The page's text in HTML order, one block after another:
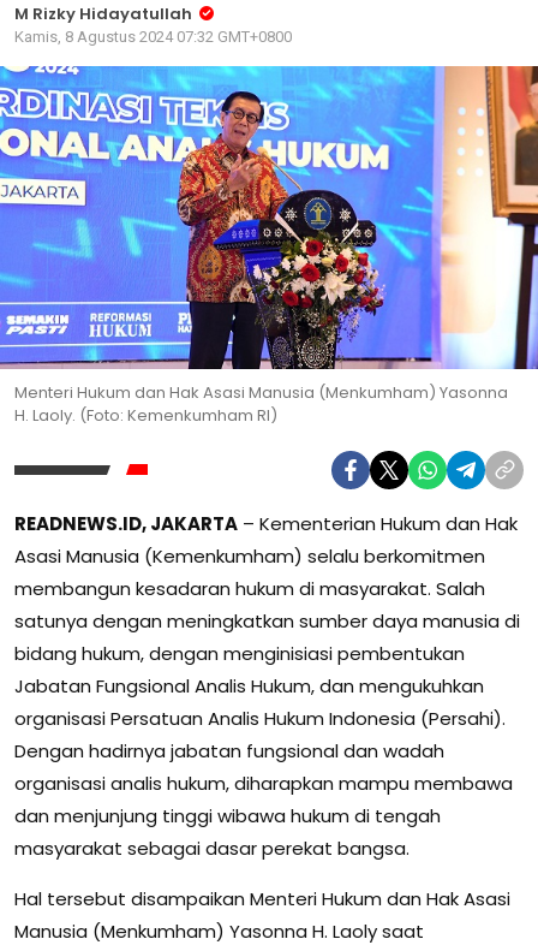
M Rizky Hidayatullah
Kamis, 8 Agustus 2024 07:32 GMT+0800
Menteri Hukum dan Hak Asasi Manusia (Menkumham) Yasonna
H. Laoly. (Foto: Kemenkumham RI)
READNEWS.ID, JAKARTA – Kementerian Hukum dan Hak
Asasi Manusia (Kemenkumham) selalu berkomitmen
membangun kesadaran hukum di masyarakat. Salah
satunya dengan meningkatkan sumber daya manusia di
bidang hukum, dengan menginisiasi pembentukan
Jabatan Fungsional Analis Hukum, dan mengukuhkan
organisasi Persatuan Analis Hukum Indonesia (Persahi).
Dengan hadirnya jabatan fungsional dan wadah
organisasi analis hukum, diharapkan mampu membawa
dan menjunjung tinggi wibawa hukum di tengah
masyarakat sebagai dasar perekat bangsa.
Hal tersebut disampaikan Menteri Hukum dan Hak Asasi
Manusia (Menkumham) Yasonna H. Laoly saat